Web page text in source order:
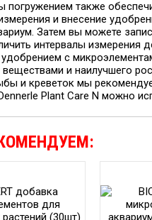
погружением также
и внесение
Затем вы можете
интервалы измерения
удобрением с
веществами и наилучшего
и креветок мы
Plant Care N можно